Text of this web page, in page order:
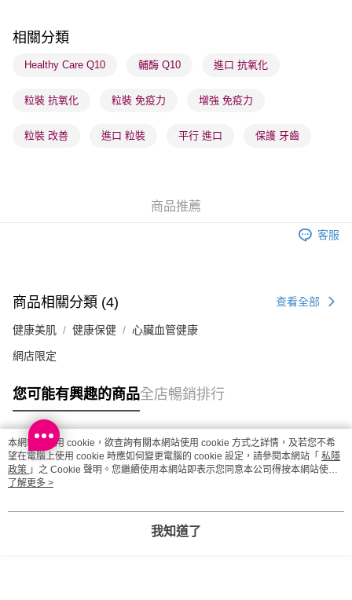
取。逾期會取消訂單，並不會安排重寄
每筆HK$20.00，滿HK$100.00或以上免運費
相關分類
Healthy Care Q10 輔酶 Q10 進口 抗氧化
粒裝 抗氧化 粒裝 免疫力 增強 免疫力
粒裝 改善 進口 粒裝 平行 進口 保護 牙齒
商品推薦
客服
商品相關分類 (4) 查看全部
健康美肌 健康保健 心臟血管健康
網店限定
您可能有興趣的商品全店暢銷排行
熱門標籤
熱銷排行
本網站中使用 cookie，欲查詢有關本網站使用 cookie 方式之詳情，及若您不希
望在電腦上使用 cookie 時應如何變更電腦的 cookie 設定，請參閱本網站「 私隱
政策 」之 Cookie 聲明。您繼續使用本網站即表示您同意本公司得按本網站使用
條款之 Cookie 聲明使用 cookie。
了解更多 >
我知道了